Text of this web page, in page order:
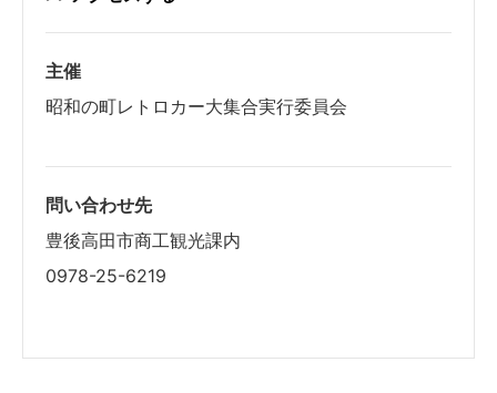
主催
昭和の町レトロカー大集合実行委員会
問い合わせ先
豊後高田市商工観光課内
0978-25-6219